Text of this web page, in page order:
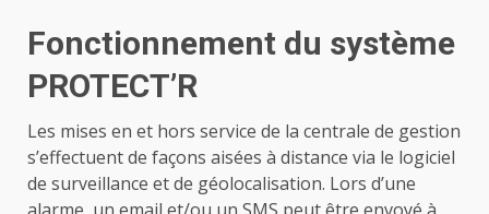
Fonctionnement du système
PROTECT’R
Les mises en et hors service de la centrale de gestion
s’effectuent de façons aisées à distance via le logiciel
de surveillance et de géolocalisation. Lors d’une